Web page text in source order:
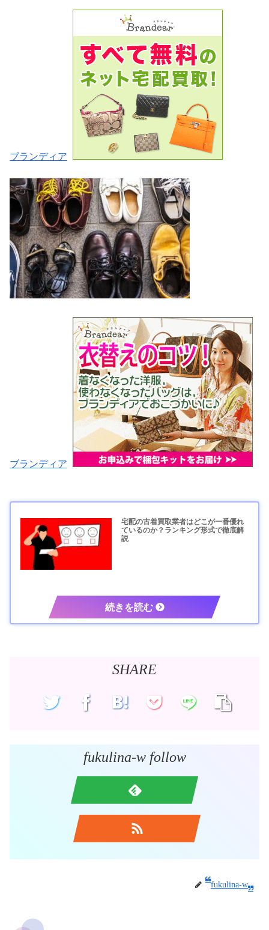
ブランディア
ブランディア
宅配の古着買取業者はどこが一番優れ
ているのか？ランキング形式で徹底解
説
SHARE
fukulina-w follow
fukulina-w